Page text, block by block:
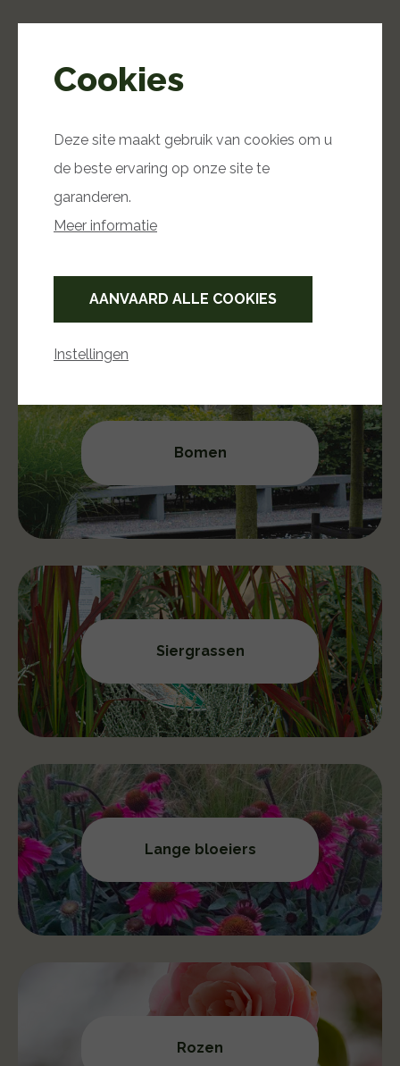
Meer uit de categorie
Tuinplanten
Bomen
Siergrassen
Lange bloeiers
Rozen
Cookies
Deze site maakt gebruik van cookies om u
de beste ervaring op onze site te
garanderen.
Meer informatie
AANVAARD ALLE COOKIES
Instellingen